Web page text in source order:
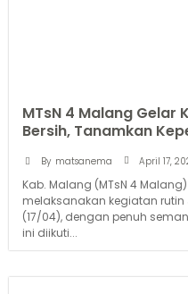
MTsN 4 Malang Gelar
Bersih, Tanamkan
By matsanema April 17,
Kab. Malang (MTsN 4
melaksanakan kegiatan
(17/04), dengan penuh
ini diikuti...